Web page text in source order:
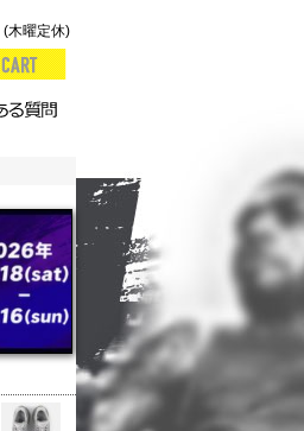
(木曜定休)